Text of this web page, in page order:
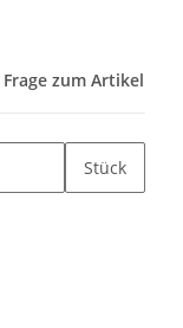
Frage zum Artikel
Stück